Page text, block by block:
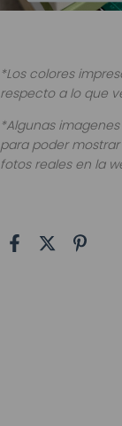
*Los colores
respecto a lo que
*Algunas
para poder
fotos reales en la